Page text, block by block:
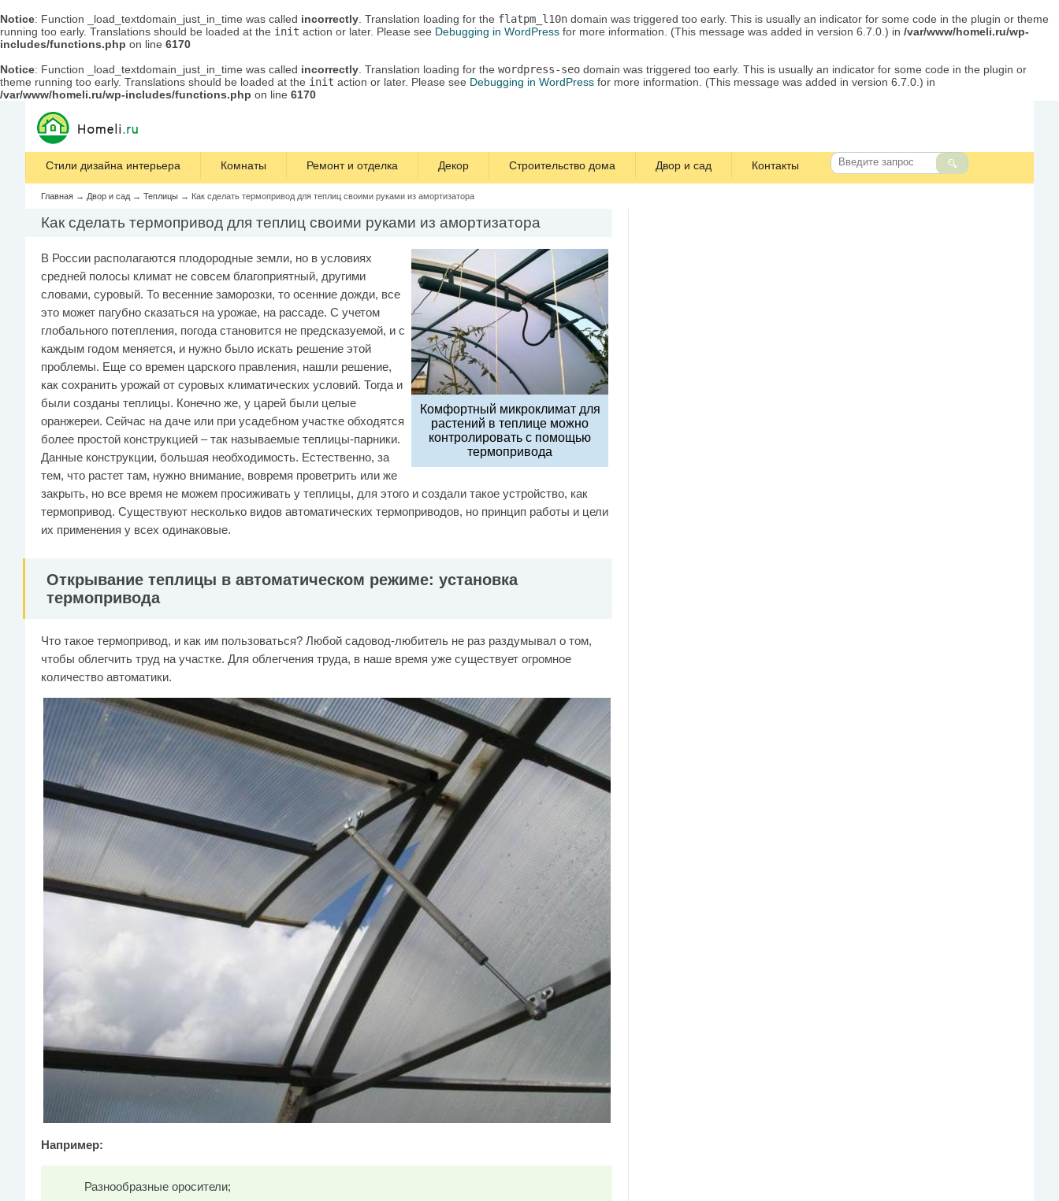
Notice: Function _load_textdomain_just_in_time was called incorrectly . Translation loading for the flatpm_l10n domain was triggered too early. This is usually an indicator for some code in the plugin or theme
running too early. Translations should be loaded at the init action or later. Please see Debugging in WordPress for more information. (This message was added in version 6.7.0.) in /var/www/homeli.ru/wp-
includes/functions.php on line 6170
Notice: Function _load_textdomain_just_in_time was called incorrectly . Translation loading for the wordpress-seo domain was triggered too early. This is usually an indicator for some code in the plugin or
theme running too early. Translations should be loaded at the init action or later. Please see Debugging in WordPress for more information. (This message was added in version 6.7.0.) in
/var/www/homeli.ru/wp-includes/functions.php on line 6170
Стили дизайна интерьера Комнаты Ремонт и отделка Декор Строительство дома Двор и сад Контакты
Главная → Двор и сад → Теплицы → Как сделать термопривод для теплиц своими руками из амортизатора
Как сделать термопривод для теплиц своими руками из амортизатора
Комфортный микроклимат для
растений в теплице можно
контролировать с помощью
термопривода
В России располагаются плодородные земли, но в условиях
средней полосы климат не совсем благоприятный, другими
словами, суровый. То весенние заморозки, то осенние дожди, все
это может пагубно сказаться на урожае, на рассаде. С учетом
глобального потепления, погода становится не предсказуемой, и с
каждым годом меняется, и нужно было искать решение этой
проблемы. Еще со времен царского правления, нашли решение,
как сохранить урожай от суровых климатических условий. Тогда и
были созданы теплицы. Конечно же, у царей были целые
оранжереи. Сейчас на даче или при усадебном участке обходятся
более простой конструкцией – так называемые теплицы-парники.
Данные конструкции, большая необходимость. Естественно, за
тем, что растет там, нужно внимание, вовремя проветрить или же
закрыть, но все время не можем просиживать у теплицы, для этого и создали такое устройство, как
термопривод. Существуют несколько видов автоматических термоприводов, но принцип работы и цели
их применения у всех одинаковые.
Открывание теплицы в автоматическом режиме: установка
термопривода
Что такое термопривод, и как им пользоваться? Любой садовод-любитель не раз раздумывал о том,
чтобы облегчить труд на участке. Для облегчения труда, в наше время уже существует огромное
количество автоматики.
Например:
Разнообразные оросители;